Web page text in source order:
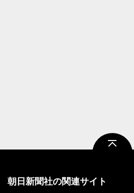
朝日新聞社の関連サイト